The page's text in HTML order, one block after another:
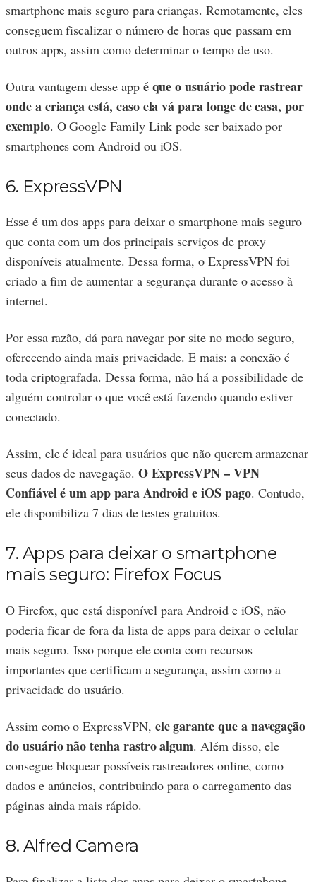
smartphone mais seguro para crianças. Remotamente, eles
conseguem fiscalizar o número de horas que passam em
outros apps, assim como determinar o tempo de uso.
Outra vantagem desse app é que o usuário pode rastrear
onde a criança está, caso ela vá para longe de casa, por
exemplo. O Google Family Link pode ser baixado por
smartphones com Android ou iOS.
6. ExpressVPN
Esse é um dos apps para deixar o smartphone mais seguro
que conta com um dos principais serviços de proxy
disponíveis atualmente. Dessa forma, o ExpressVPN foi
criado a fim de aumentar a segurança durante o acesso à
internet.
Por essa razão, dá para navegar por site no modo seguro,
oferecendo ainda mais privacidade. E mais: a conexão é
toda criptografada. Dessa forma, não há a possibilidade de
alguém controlar o que você está fazendo quando estiver
conectado.
Assim, ele é ideal para usuários que não querem armazenar
seus dados de navegação. O ExpressVPN – VPN
Confiável é um app para Android e iOS pago. Contudo,
ele disponibiliza 7 dias de testes gratuitos.
7. Apps para deixar o smartphone
mais seguro: Firefox Focus
O Firefox, que está disponível para Android e iOS, não
poderia ficar de fora da lista de apps para deixar o celular
mais seguro. Isso porque ele conta com recursos
importantes que certificam a segurança, assim como a
privacidade do usuário.
Assim como o ExpressVPN, ele garante que a navegação
do usuário não tenha rastro algum. Além disso, ele
consegue bloquear possíveis rastreadores online, como
dados e anúncios, contribuindo para o carregamento das
páginas ainda mais rápido.
8. Alfred Camera